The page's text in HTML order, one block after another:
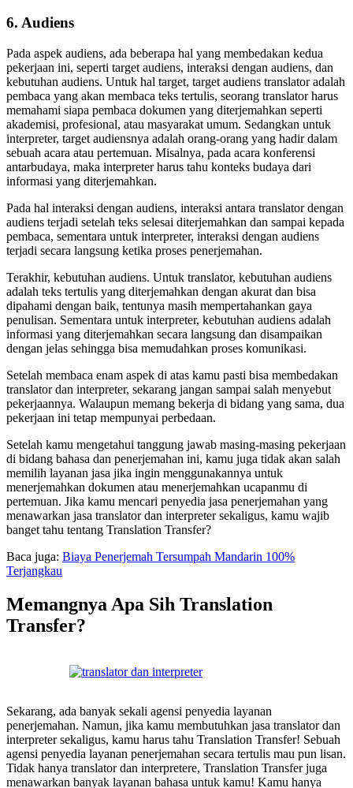
6. Audiens
Pada aspek audiens, ada beberapa hal yang membedakan kedua
pekerjaan ini, seperti target audiens, interaksi dengan audiens, dan
kebutuhan audiens. Untuk hal target, target audiens translator adalah
pembaca yang akan membaca teks tertulis, seorang translator harus
memahami siapa pembaca dokumen yang diterjemahkan seperti
akademisi, profesional, atau masyarakat umum. Sedangkan untuk
interpreter, target audiensnya adalah orang-orang yang hadir dalam
sebuah acara atau pertemuan. Misalnya, pada acara konferensi
antarbudaya, maka interpreter harus tahu konteks budaya dari
informasi yang diterjemahkan.
Pada hal interaksi dengan audiens, interaksi antara translator dengan
audiens terjadi setelah teks selesai diterjemahkan dan sampai kepada
pembaca, sementara untuk interpreter, interaksi dengan audiens
terjadi secara langsung ketika proses penerjemahan.
Terakhir, kebutuhan audiens. Untuk translator, kebutuhan audiens
adalah teks tertulis yang diterjemahkan dengan akurat dan bisa
dipahami dengan baik, tentunya masih mempertahankan gaya
penulisan. Sementara untuk interpreter, kebutuhan audiens adalah
informasi yang diterjemahkan secara langsung dan disampaikan
dengan jelas sehingga bisa memudahkan proses komunikasi.
Setelah membaca enam aspek di atas kamu pasti bisa membedakan
translator dan interpreter, sekarang jangan sampai salah menyebut
pekerjaannya. Walaupun memang bekerja di bidang yang sama, dua
pekerjaan ini tetap mempunyai perbedaan.
Setelah kamu mengetahui tanggung jawab masing-masing pekerjaan
di bidang bahasa dan penerjemahan ini, kamu juga tidak akan salah
memilih layanan jasa jika ingin menggunakannya untuk
menerjemahkan dokumen atau menerjemahkan ucapanmu di
pertemuan. Jika kamu mencari penyedia jasa penerjemahan yang
menawarkan jasa translator dan interpreter sekaligus, kamu wajib
banget tahu tentang Translation Transfer?
Baca juga: Biaya Penerjemah Tersumpah Mandarin 100%
Terjangkau
Memangnya Apa Sih Translation
Transfer?
Sekarang, ada banyak sekali agensi penyedia layanan
penerjemahan. Namun, jika kamu membutuhkan jasa translator dan
interpreter sekaligus, kamu harus tahu Translation Transfer! Sebuah
agensi penyedia layanan penerjemahan secara tertulis mau pun lisan.
Tidak hanya translator dan interpretere, Translation Transfer juga
menawarkan banyak layanan bahasa untuk kamu! Kamu hanya